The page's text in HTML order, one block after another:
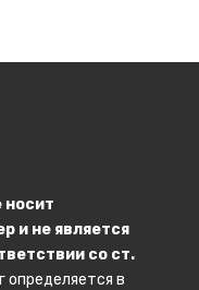
носит
и не является
со ст.
определяется в